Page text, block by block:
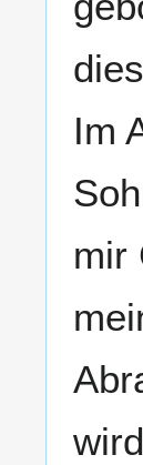
Im
mir